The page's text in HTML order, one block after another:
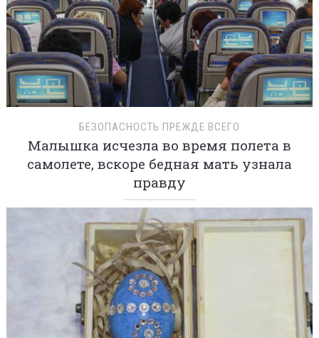
БЕЗОПАСНОСТЬ ПРЕЖДЕ ВСЕГО
Малышка исчезла во время полета в
самолете, вскоре бедная мать узнала
правду